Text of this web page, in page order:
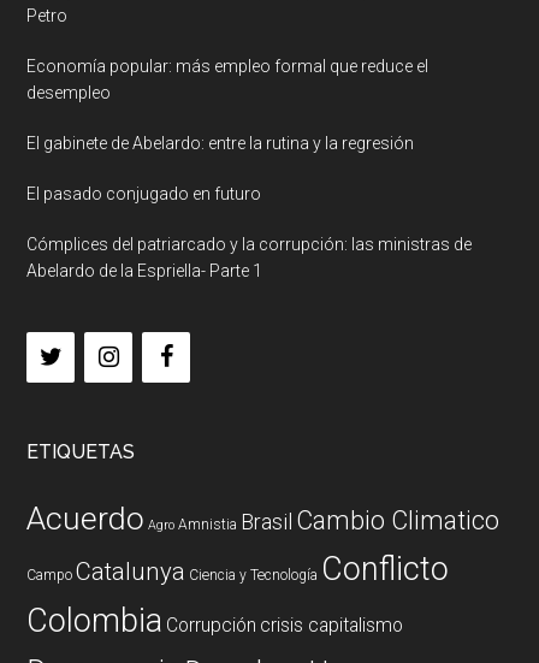
Petro
Economía popular: más empleo formal que reduce el
desempleo
El gabinete de Abelardo: entre la rutina y la regresión
El pasado conjugado en futuro
Cómplices del patriarcado y la corrupción: las ministras de
Abelardo de la Espriella- Parte 1
ETIQUETAS
Acuerdo Agro Amnistia Brasil Cambio Climatico
Campo Catalunya Ciencia y Tecnología Conflicto
Colombia Corrupción crisis capitalismo